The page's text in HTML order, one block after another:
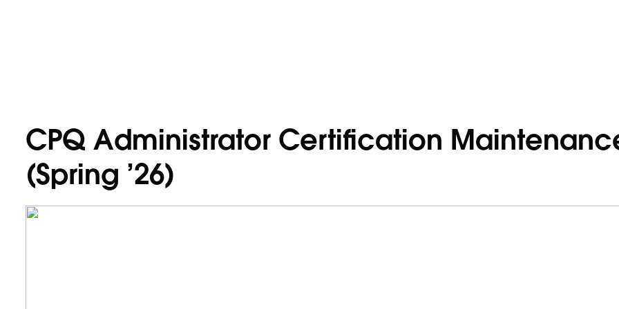
CPQ Administrator Certification
(Spring ’26)